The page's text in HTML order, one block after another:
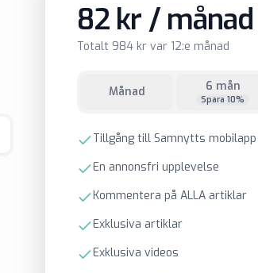
82 kr / månad
Totalt 984 kr var 12:e månad
Månad 6 mån
Spara 10%
Tillgång till Samnytts mobilapp
En annonsfri upplevelse
Kommentera på ALLA artiklar
Exklusiva artiklar
Exklusiva videos